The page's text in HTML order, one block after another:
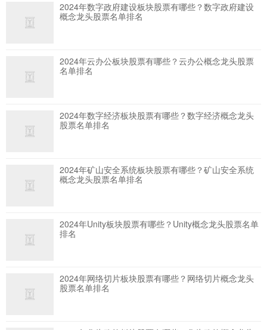
2024年数字政府建设板块股票有哪些？数字政府建设
概念龙头股票名单排名
2024年云办公板块股票有哪些？云办公概念龙头股票
名单排名
2024年数字经济板块股票有哪些？数字经济概念龙头
股票名单排名
2024年矿山安全系统板块股票有哪些？矿山安全系统
概念龙头股票名单排名
2024年Unity板块股票有哪些？Unity概念龙头股票名单
排名
2024年网络切片板块股票有哪些？网络切片概念龙头
股票名单排名